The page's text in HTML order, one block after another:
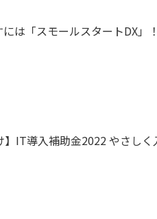
は「スモールスタートDX」
IT導入補助金2022 やさし